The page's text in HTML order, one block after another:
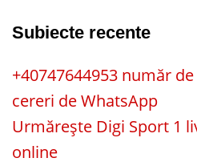
Subiecte recente
+40747644953 număr
cereri de WhatsApp
Urmărește Digi Sport 1
online